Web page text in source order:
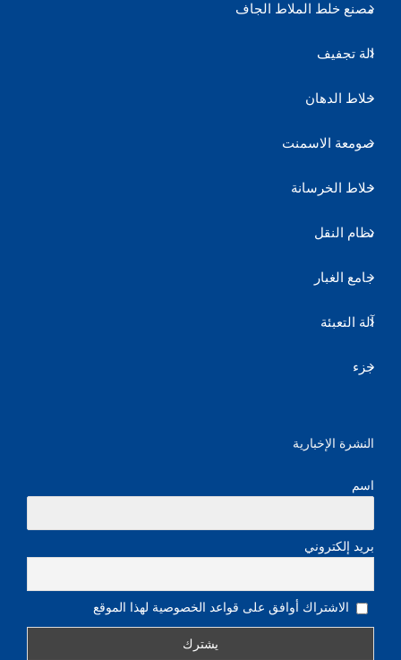
مصنع خلط الملاط الجاف
الة تجفيف
خلاط الدهان
صومعة الاسمنت
خلاط الخرسانة
نظام النقل
جامع الغبار
آلة التعبئة
جزء
النشرة الإخبارية
اسم
بريد إلكتروني
الاشتراك أوافق على قواعد الخصوصية لهذا الموقع